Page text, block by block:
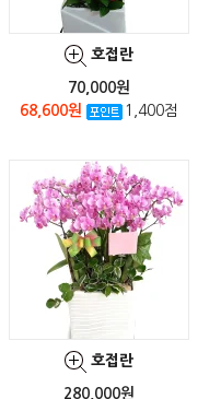
호접란
70,000원
68,600원
1,400점
호접란
280,000원